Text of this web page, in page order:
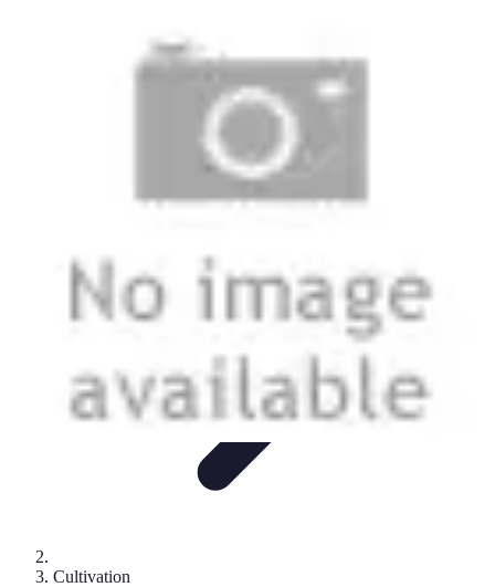
Choix des Légumes
Astuces et Conseils
Cultivation